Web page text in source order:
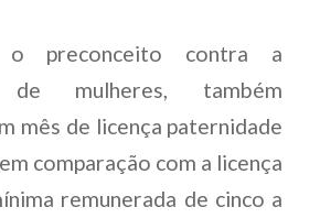
preconceito contra a
de mulheres, também
mês de licença paternidade
comparação com a licença
remunerada de cinco a